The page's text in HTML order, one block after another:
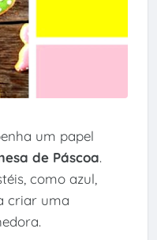
um papel
de Páscoa.
como azul,
criar uma